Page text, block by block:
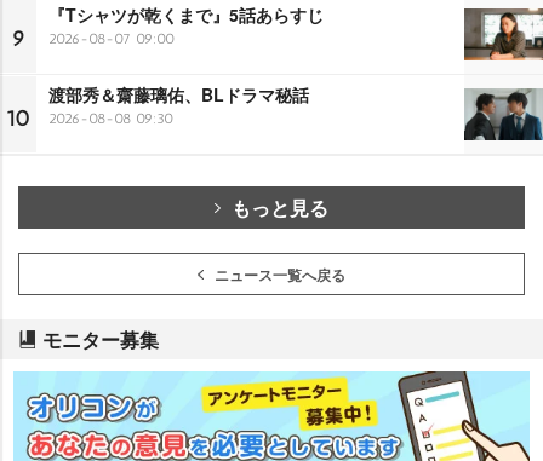
9
『Tシャツが乾くまで』5話あらすじ
2026-08-07 09:00
10
渡部秀＆齋藤璃佑、BLドラマ秘話
2026-08-08 09:30
もっと見る
ニュース一覧へ戻る
モニター募集